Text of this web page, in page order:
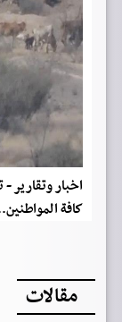
اخبار
كافة
مقالات